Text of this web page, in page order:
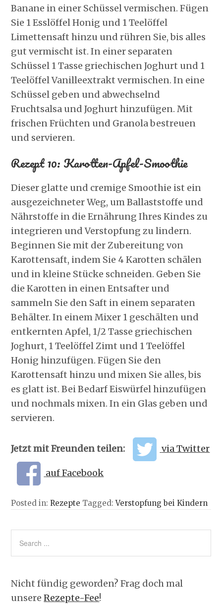
Banane in einer Schüssel vermischen. Fügen
Sie 1 Esslöffel Honig und 1 Teelöffel
Limettensaft hinzu und rühren Sie, bis alles
gut vermischt ist. In einer separaten
Schüssel 1 Tasse griechischen Joghurt und 1
Teelöffel Vanilleextrakt vermischen. In eine
Schüssel geben und abwechselnd
Fruchtsalsa und Joghurt hinzufügen. Mit
frischen Früchten und Granola bestreuen
und servieren.
Rezept 10: Karotten-Apfel-Smoothie
Dieser glatte und cremige Smoothie ist ein
ausgezeichneter Weg, um Ballaststoffe und
Nährstoffe in die Ernährung Ihres Kindes zu
integrieren und Verstopfung zu lindern.
Beginnen Sie mit der Zubereitung von
Karottensaft, indem Sie 4 Karotten schälen
und in kleine Stücke schneiden. Geben Sie
die Karotten in einen Entsafter und
sammeln Sie den Saft in einem separaten
Behälter. In einem Mixer 1 geschälten und
entkernten Apfel, 1/2 Tasse griechischen
Joghurt, 1 Teelöffel Zimt und 1 Teelöffel
Honig hinzufügen. Fügen Sie den
Karottensaft hinzu und mixen Sie alles, bis
es glatt ist. Bei Bedarf Eiswürfel hinzufügen
und nochmals mixen. In ein Glas geben und
servieren.
Jetzt mit Freunden teilen: via Twitter
auf Facebook
Posted in:Rezepte Tagged:Verstopfung bei Kindern
Nicht fündig geworden? Frag doch mal
unsereRezepte-Fee!